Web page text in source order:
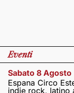
Eventi
Sabato 8 Agosto
Espana Circo
indie rock, latino